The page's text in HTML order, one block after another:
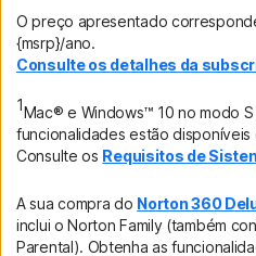
O preço apresentado
{msrp}/ano.
Consulte os detalhes da
1Mac® e Windows™ 10 no modo
funcionalidades estão disponíveis
Consulte os Requisitos de
A sua compra do Norton 360
inclui o Norton Family (também
Parental). Obtenha as